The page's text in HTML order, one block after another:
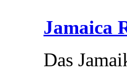
Jamaica
Das